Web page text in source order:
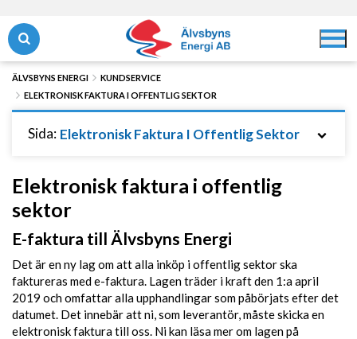
Hoppa
till
innehåll
Hoppa
till
navigering
Öppna/stäng sök
ÄLVSBYNS ENERGI
KUNDSERVICE
ELEKTRONISK FAKTURA I OFFENTLIG SEKTOR
Elektronisk faktura i offentlig
sektor
E-faktura till Älvsbyns Energi
Det är en ny lag om att alla inköp i offentlig sektor ska
faktureras med e-faktura. Lagen träder i kraft den 1:a april
2019 och omfattar alla upphandlingar som påbörjats efter det
datumet. Det innebär att ni, som leverantör, måste skicka en
elektronisk faktura till oss. Ni kan läsa mer om lagen på
Sida: Elektronisk Faktura I Offentlig Sektor